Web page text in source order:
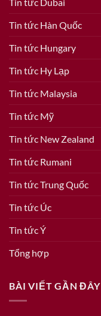
Tin tức Hàn Quốc
Tin tức Hungary
Tin tức Hy Lạp
Tin tức Malaysia
Tin tức Mỹ
Tin tức New Zealand
Tin tức Rumani
Tin tức Trung Quốc
Tin tức Úc
Tin tức Ý
Tổng hợp
BÀI VIẾT GẦN ĐÂY